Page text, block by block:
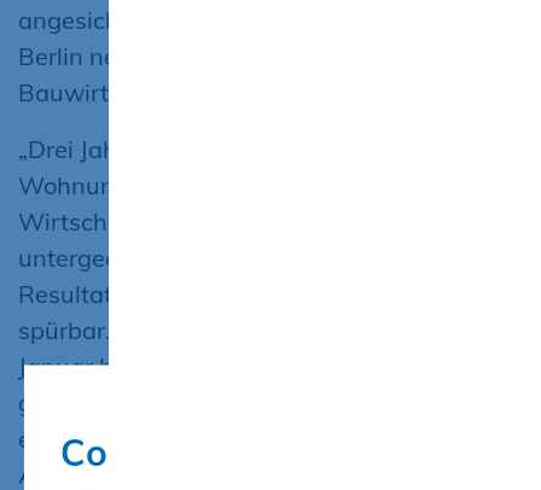
Cookie-Hinweis
angesichts der geplatzten Ampel-Koalition in
Berlin negative Folgen auch für die
Bauwirtschaft in Mecklenburg-Vorpommern.
„Drei Jahre lang wurde das Ziel, 400.000
Wohnungen zu bauen, nicht erreicht.
Wirtschaftspolitik spielte überhaupt nur eine
untergeordnete Rolle auf Bundesebene. Das
Resultat ist auch in unserem Bundesland
spürbar. Die Baugenehmigungen sind von
Januar bis August um 23,7 Prozent
gegenüber dem Vorjahreszeitraum
eingebrochen. Es wurden weniger
Arbeitsstunden geleistet und die